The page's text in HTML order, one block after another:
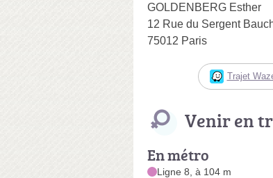
GOLDENBERG Esther
12 Rue du Sergent
75012 Paris
Trajet
Venir en
En métro
Ligne 8, à 104 m